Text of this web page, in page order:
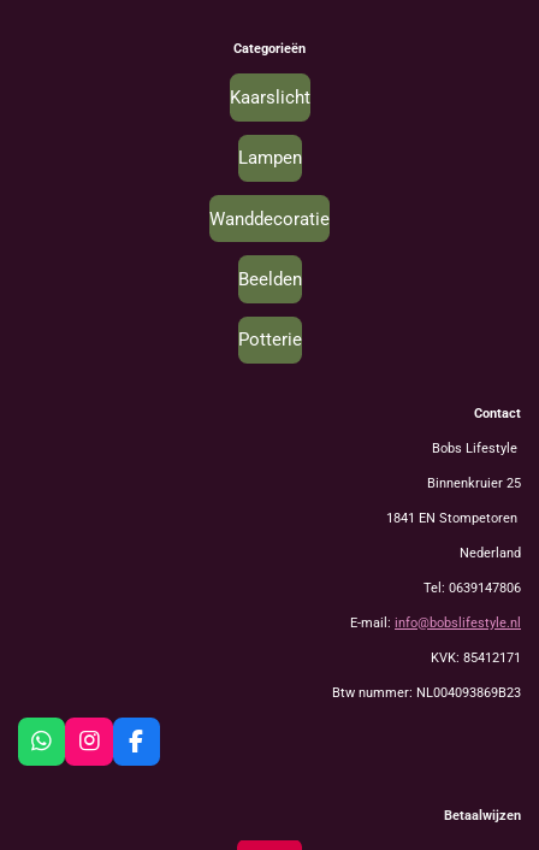
Categorieën
Kaarslicht
Lampen
Wanddecoratie
Beelden
Potterie
Contact
Bobs Lifestyle
Binnenkruier 25
1841 EN Stompetoren
Nederland
Tel: 0639147806
E-mail: info@bobslifestyle.nl
KVK: 85412171
Btw nummer: NL004093869B23
W
h
I
n
F
a
Betaalwijzen